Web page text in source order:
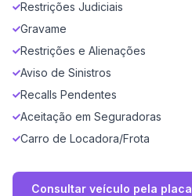
Restrições Judiciais
Gravame
Restrições e Alienações
Aviso de Sinistros
Recalls Pendentes
Aceitação em Seguradoras
Carro de Locadora/Frota
Consultar veículo pela placa